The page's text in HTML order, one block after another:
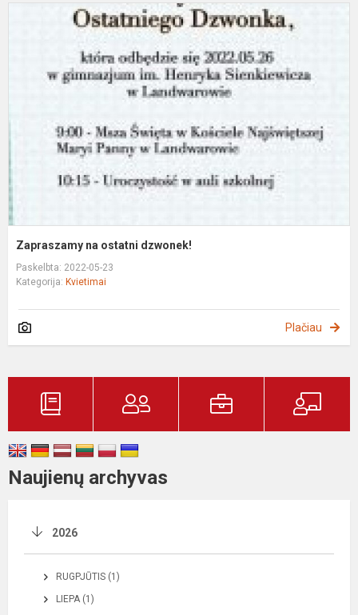
Zapraszamy na ostatni dzwonek!
Paskelbta: 2022-05-23
Kategorija: Kvietimai
Plačiau
Naujienų archyvas
2026
RUGPJŪTIS (1)
LIEPA (1)